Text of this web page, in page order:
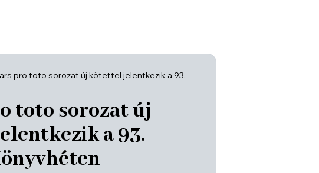
pro toto sorozat új kötettel jelentkezik a 93.
toto sorozat új
a 93.